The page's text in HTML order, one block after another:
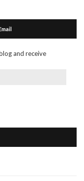
and receive